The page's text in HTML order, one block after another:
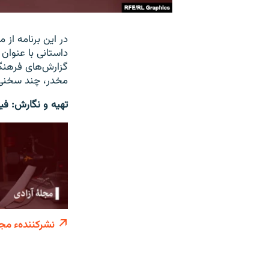
در این برنامه
داستانی با
گزارش‌های
مخدر، چند سخنی
تهیه و نگارش:
نشرکنندهء